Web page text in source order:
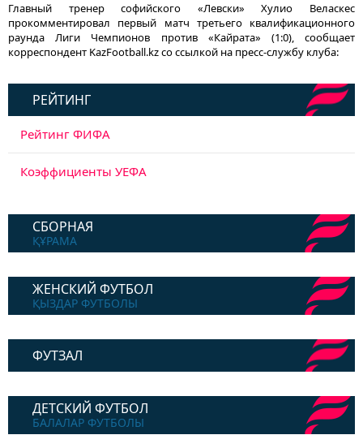
Главный тренер софийского «Левски» Хулио Веласкес
прокомментировал первый матч третьего квалификационного
раунда Лиги Чемпионов против «Кайрата» (1:0), сообщает
корреспондент KazFootball.kz со ссылкой на пресс-службу клуба:
РЕЙТИНГ
Рейтинг ФИФА
Коэффициенты УЕФА
СБОРНАЯ
ҚҰРАМА
ЖЕНСКИЙ ФУТБОЛ
ҚЫЗДАР ФУТБОЛЫ
ФУТЗАЛ
ДЕТСКИЙ ФУТБОЛ
БАЛАЛАР ФУТБОЛЫ